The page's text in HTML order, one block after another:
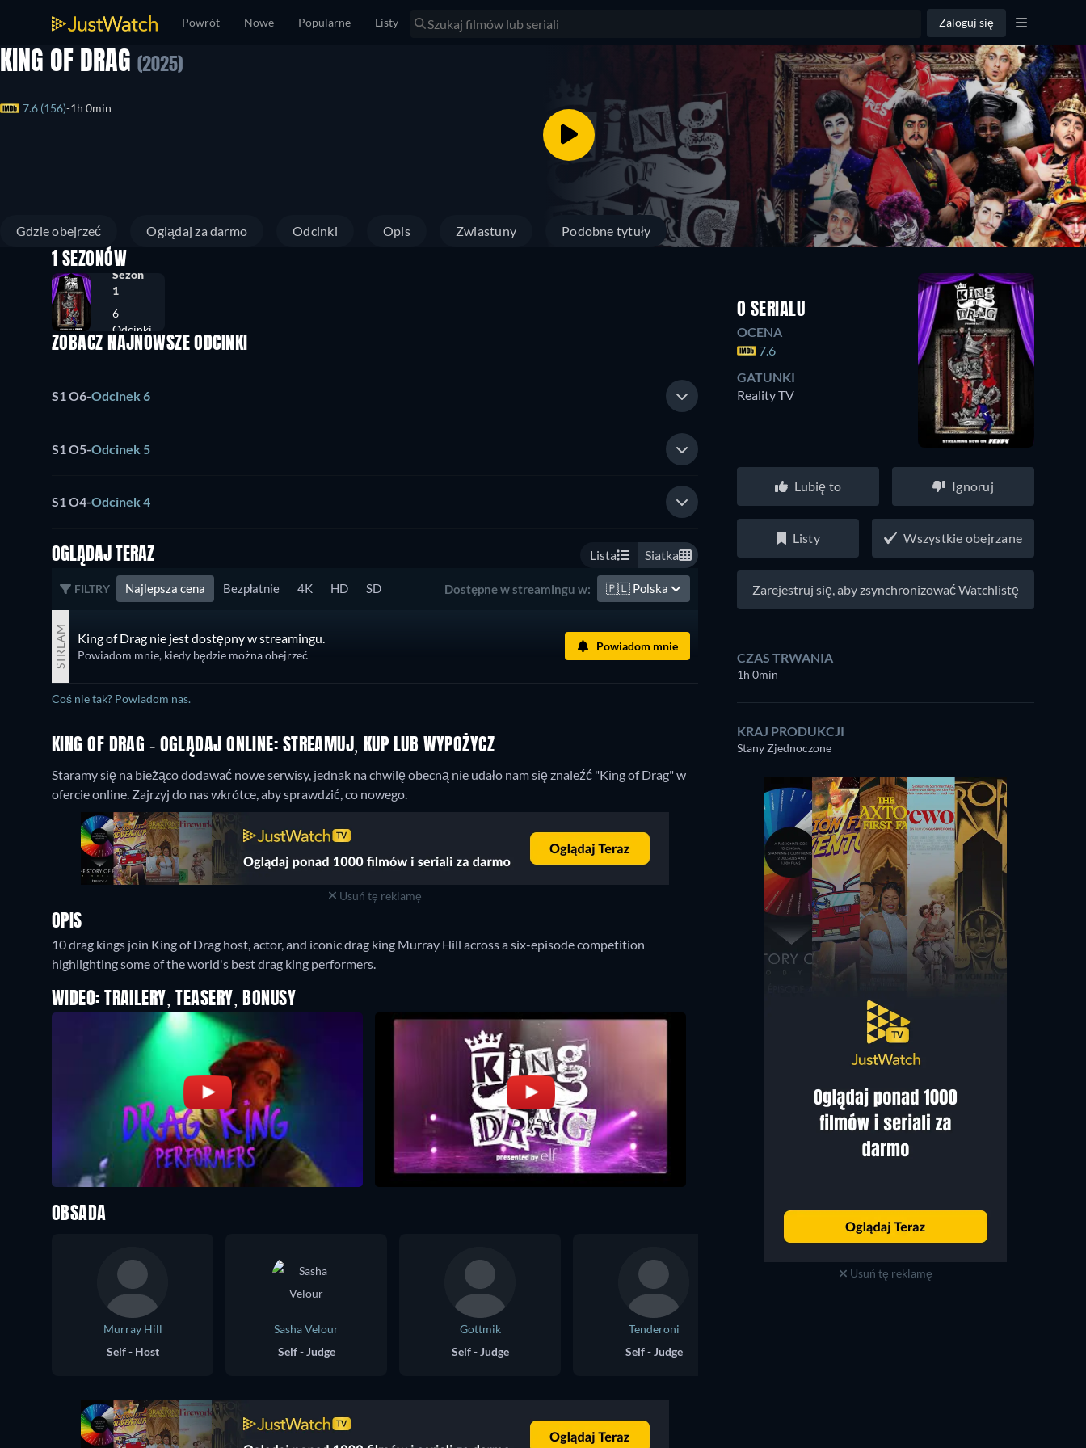
Powrót Nowe Popularne Listy Zaloguj się
KING OF DRAG (2025)
7.6 (156) 1h 0min
Gdzie obejrzeć Oglądaj za darmo Odcinki Opis Zwiastuny Podobne tytuły
1 SEZONÓW
Sezon
1
6
Odcinki
ZOBACZ NAJNOWSZE ODCINKI
S1 O6-Odcinek 6
S1 O5-Odcinek 5
S1 O4-Odcinek 4
OGLĄDAJ TERAZ Lista Siatka
FILTRY Najlepsza cena Bezpłatnie 4K HD SD Dostępne w streamingu w: 🇵🇱 Polska
STREAM King of Drag nie jest dostępny w streamingu.
Powiadom mnie, kiedy będzie można obejrzeć
Powiadom mnie
Coś nie tak? Powiadom nas.
KING OF DRAG - OGLĄDAJ ONLINE: STREAMUJ, KUP LUB WYPOŻYCZ
Staramy się na bieżąco dodawać nowe serwisy, jednak na chwilę obecną nie udało nam się znaleźć "King of Drag" w
ofercie online. Zajrzyj do nas wkrótce, aby sprawdzić, co nowego.
Usuń tę reklamę
OPIS
10 drag kings join King of Drag host, actor, and iconic drag king Murray Hill across a six-episode competition
highlighting some of the world's best drag king performers.
WIDEO: TRAILERY, TEASERY, BONUSY
O SERIALU
OCENA
7.6
GATUNKI
Reality TV
Lubię to Ignoruj
Listy Wszystkie obejrzane
Zarejestruj się, aby zsynchronizować Watchlistę
CZAS TRWANIA
1h 0min
KRAJ PRODUKCJI
Stany Zjednoczone
Usuń tę reklamę
OBSADA
Murray Hill
Self - Host
Sasha Velour
Self - Judge
Gottmik
Self - Judge
Tenderoni
Self - Judge